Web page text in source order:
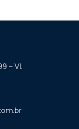
– Vl.